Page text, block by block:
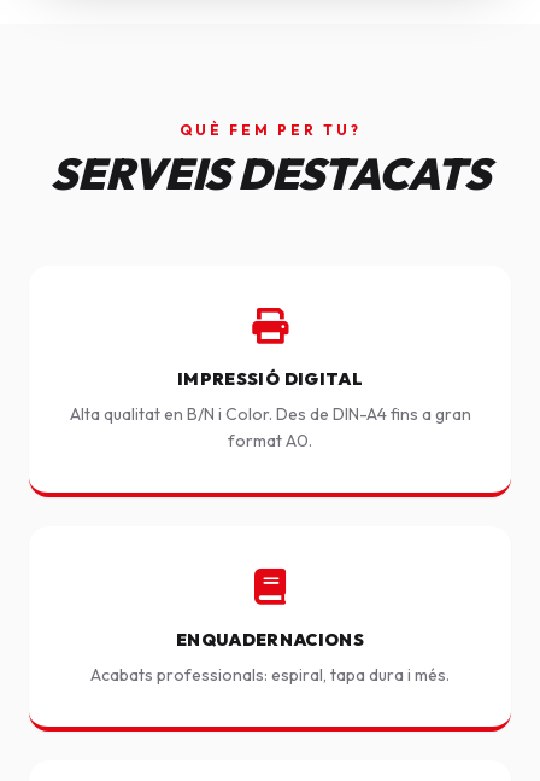
QUÈ FEM PER TU?
SERVEIS DESTACATS
IMPRESSIÓ DIGITAL
Alta qualitat en B/N i Color. Des de DIN-A4 fins a gran
format A0.
ENQUADERNACIONS
Acabats professionals: espiral, tapa dura i més.